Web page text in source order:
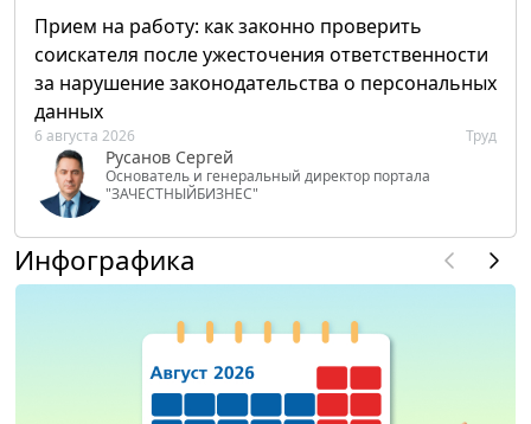
Прием на работу: как законно проверить
соискателя после ужесточения ответственности
за нарушение законодательства о персональных
данных
6 августа 2026 Труд
Русанов Сергей
Основатель и генеральный директор портала
"ЗАЧЕСТНЫЙБИЗНЕС"
Инфографика